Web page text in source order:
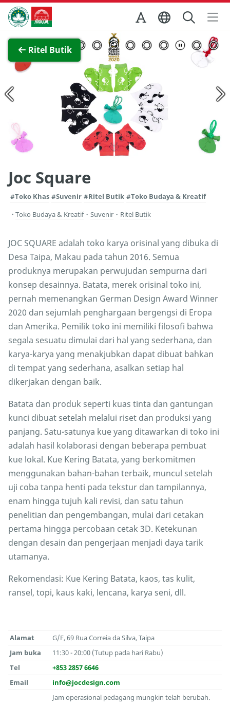
Skip to Main Content
Kantor Pariwisata Pemerintah Macau
Ritel Butik
Lihat layar penuh
Joc Square
#Toko Khas #Suvenir #Ritel Butik #Toko Budaya & Kreatif
Toko Budaya & Kreatif・ Suvenir・ Ritel Butik
JOC SQUARE adalah toko karya orisinal yang dibuka di
Desa Taipa, Makau pada tahun 2016. Semua
produknya merupakan perwujudan sempurna dari
konsep desainnya. Batata, merek orisinal toko ini,
pernah memenangkan German Design Award Winner
2020 dan sejumlah penghargaan bergengsi di Eropa
dan Amerika. Pemilik toko ini memiliki filosofi bahwa
segala sesuatu dimulai dari hal yang sederhana, dan
karya-karya yang menakjubkan dapat dibuat bahkan
di tempat yang sederhana, asalkan setiap hal
dikerjakan dengan baik.
Batata dan produk seperti kuas tinta dan gantungan
kunci dibuat setelah melalui riset dan produksi yang
panjang. Satu-satunya kue yang ditawarkan di toko ini
adalah hasil kolaborasi dengan beberapa pembuat
kue lokal. Kue Kering Batata, yang berkomitmen
menggunakan bahan-bahan terbaik, muncul setelah
uji coba tanpa henti pada tekstur dan tampilannya,
enam hingga tujuh kali revisi, dan satu tahun
penelitian dan pengembangan, mulai dari cetakan
pertama hingga percobaan cetak 3D. Ketekunan
dengan desain dan pengerjaan menjadi daya tarik
utamanya.
Rekomendasi: Kue Kering Batata, kaos, tas kulit,
ransel, topi, kaus kaki, lencana, karya seni, dll.
Alamat
G/F, 69 Rua Correia da Silva, Taipa
Jam buka
11:30 - 20:00 (Tutup pada hari Rabu)
Tel
+853 2857 6646
Email
info@jocdesign.com
Jam operasional pedagang mungkin telah berubah.